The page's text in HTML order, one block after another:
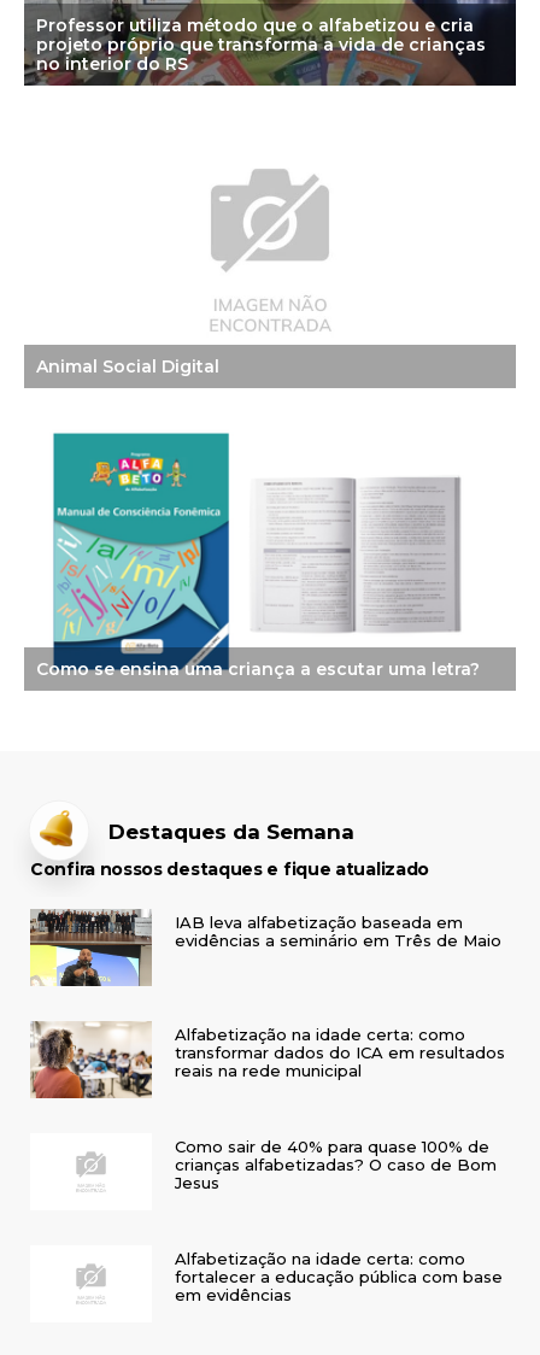
Professor utiliza método que o alfabetizou e cria
projeto próprio que transforma a vida de crianças
no interior do RS
Animal Social Digital
Como se ensina uma criança a escutar uma letra?
Destaques da Semana
Confira nossos destaques e fique atualizado
IAB leva alfabetização baseada em
evidências a seminário em Três de Maio
Alfabetização na idade certa: como
transformar dados do ICA em resultados
reais na rede municipal
Como sair de 40% para quase 100% de
crianças alfabetizadas? O caso de Bom
Jesus
Alfabetização na idade certa: como
fortalecer a educação pública com base
em evidências